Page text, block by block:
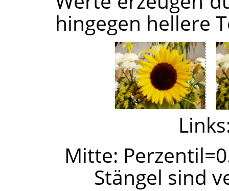
hingegen hellere
Mitte:
Stängel sind